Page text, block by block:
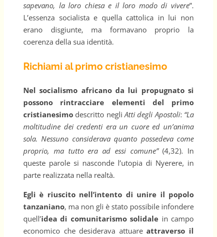
sapevano, la loro chiesa e il loro modo di vivere”.
L’essenza socialista e quella cattolica in lui non
erano disgiunte, ma formavano proprio la
coerenza della sua identità.
Richiami al primo cristianesimo
Nel socialismo africano da lui propugnato si
possono rintracciare elementi del primo
cristianesimo descritto negliAtti degli Apostoli: “La
moltitudine dei credenti era un cuore ed un’anima
sola. Nessuno considerava quanto possedeva come
proprio, ma tutto era ad essi comune”(4,32). In
queste parole si nasconde l’utopia di Nyerere, in
parte realizzata nella realtà.
Egli è riuscito nell’intento di unire il popolo
tanzaniano, ma non gli è stato possibile infondere
quell’idea di comunitarismo solidale in campo
economico che desiderava attuareattraverso il